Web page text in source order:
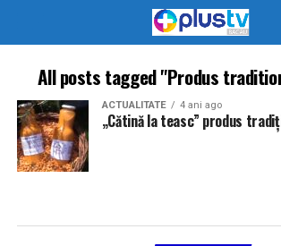
All posts tagged "Produs
ACTUALITATE 4 ani ago
„Cătină la teasc” produs